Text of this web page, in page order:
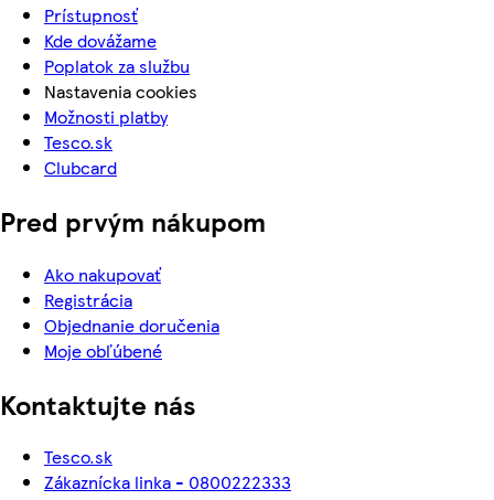
Prístupnosť
Kde dovážame
Poplatok za službu
Nastavenia cookies
Možnosti platby
Tesco.sk
Clubcard
Pred prvým nákupom
Ako nakupovať
Registrácia
Objednanie doručenia
Moje obľúbené
Kontaktujte nás
Tesco.sk
Zákaznícka linka - 0800222333